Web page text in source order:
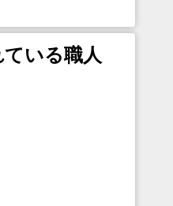
いる職人